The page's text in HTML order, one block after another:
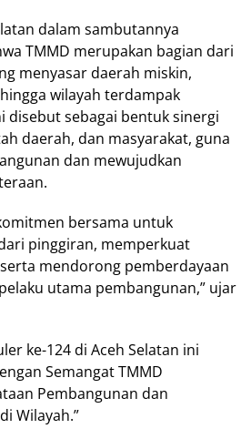
dalam sambutannya
TMMD merupakan bagian dari
menyasar daerah miskin,
wilayah terdampak
disebut sebagai bentuk sinergi
daerah, dan masyarakat, guna
dan mewujudkan
bersama untuk
pinggiran, memperkuat
mendorong pemberdayaan
utama pembangunan,” ujar
ke-124 di Aceh Selatan ini
Semangat TMMD
Pembangunan dan
Wilayah.”